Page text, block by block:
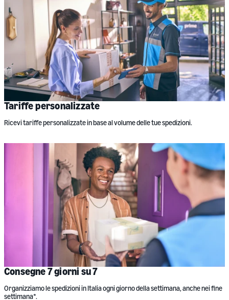
Tariffe personalizzate
Ricevi tariffe personalizzate in base al volume delle tue spedizioni.
Consegne 7 giorni su 7
Organizziamo le spedizioni in Italia ogni giorno della settimana, anche nei fine
settimana*.